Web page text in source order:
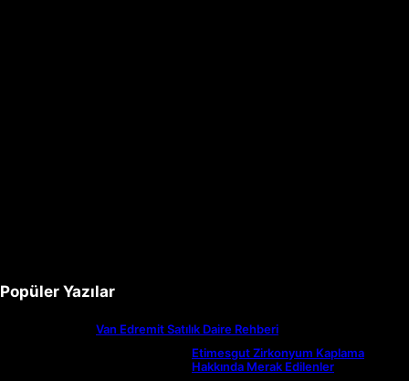
Popüler Yazılar
Van Edremit Satılık Daire Rehberi
Etimesgut Zirkonyum Kaplama
Hakkında Merak Edilenler